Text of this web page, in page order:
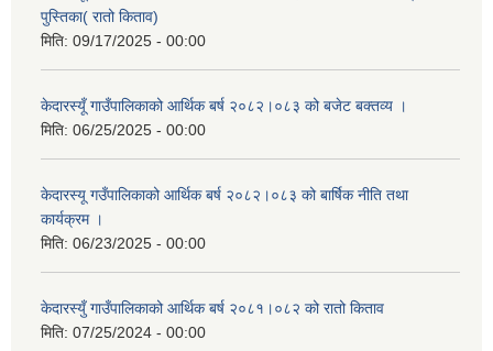
पुस्तिका( रातो किताव)
मिति: 09/17/2025 - 00:00
केदारस्यूँ गाउँपालिकाको आर्थिक बर्ष २०८२।०८३ को बजेट बक्तव्य ।
मिति: 06/25/2025 - 00:00
केदारस्यू गउँपालिकाको आर्थिक बर्ष २०८२।०८३ को बार्षिक नीति तथा
कार्यक्रम ।
मिति: 06/23/2025 - 00:00
केदारस्युँ गाउँपालिकाको आर्थिक बर्ष २०८१।०८२ को रातो किताव
मिति: 07/25/2024 - 00:00